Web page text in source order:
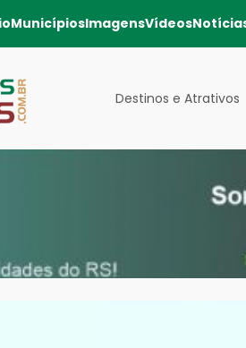
MunicípiosImagensVídeos
Destinos e Atrativos